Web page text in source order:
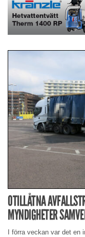
OTILLÅTNA
MYNDIGHETER
I förra veckan var det en